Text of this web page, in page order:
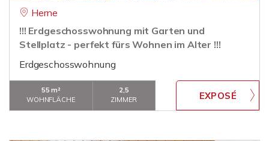
Herne
!!! Erdgeschosswohnung mit Garten und
Stellplatz - perfekt fürs Wohnen im Alter !!!
Erdgeschosswohnung
55 m²
WOHNFLÄCHE
2,5
ZIMMER